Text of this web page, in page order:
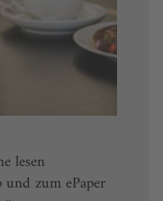
lesen
zum ePaper